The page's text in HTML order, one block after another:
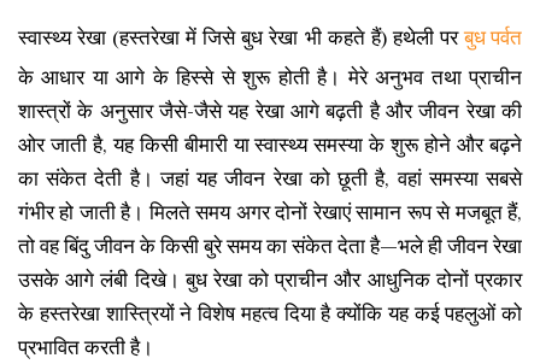
स्वास्थ्य रेखा (हस्तरेखा में जिसे बुध रेखा भी कहते हैं) हथेली परबुध पर्वत
के आधार या आगे के हिस्से से शुरू होती है। मेरे अनुभव तथा प्राचीन
शास्त्रों के अनुसार जैसे-जैसे यह रेखा आगे बढ़ती है और जीवन रेखा की
ओर जाती है, यह किसी बीमारी या स्वास्थ्य समस्या के शुरू होने और बढ़ने
का संकेत देती है। जहां यह जीवन रेखा को छूती है, वहां समस्या सबसे
गंभीर हो जाती है। मिलते समय अगर दोनों रेखाएं सामान रूप से मजबूत हैं,
तो वह बिंदु जीवन के किसी बुरे समय का संकेत देता है—भले ही जीवन रेखा
उसके आगे लंबी दिखे। बुध रेखा को प्राचीन और आधुनिक दोनों प्रकार
के हस्तरेखा शास्त्रियों ने विशेष महत्व दिया है क्योंकि यह कई पहलुओं को
प्रभावित करती है।